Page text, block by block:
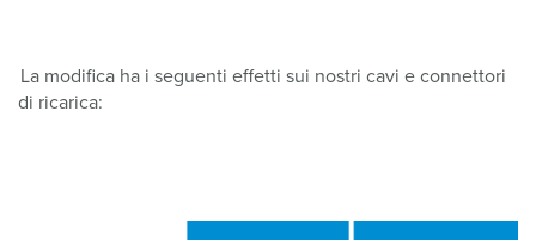
La modifica ha i seguenti effetti sui nostri cavi e connettori
di ricarica: